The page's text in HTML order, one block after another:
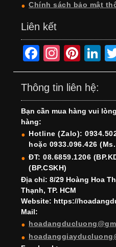
Chính sách bảo mật
Liên kết
F
a
c
e
b
o
o
k
In
st
a
gr
a
m
Pi
nt
er
e
st
Li
n
e
dI
n
Thông tin liên hệ:
Bạn cần mua hàng vui
hàng:
Hotline (Zalo):
hoặc 0933.096.426
ĐT: 08.6859.1206
(BP.CSKH)
Địa chỉ: 8/29 Hoàng Hoa
Thạnh, TP. HCM
Website: https://
Mail: